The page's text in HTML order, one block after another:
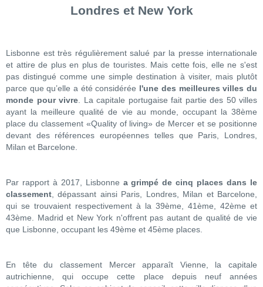
Londres et New York
Lisbonne est très régulièrement salué par la presse internationale
et attire de plus en plus de touristes. Mais cette fois, elle ne s'est
pas distingué comme une simple destination à visiter, mais plutôt
parce que qu’elle a été considérée l'une des meilleures villes du
monde pour vivre. La capitale portugaise fait partie des 50 villes
ayant la meilleure qualité de vie au monde, occupant la 38ème
place du classement «Quality of living» de Mercer et se positionne
devant des références européennes telles que Paris, Londres,
Milan et Barcelone.
Par rapport à 2017, Lisbonne a grimpé de cinq places dans le
classement, dépassant ainsi Paris, Londres, Milan et Barcelone,
qui se trouvaient respectivement à la 39ème, 41ème, 42ème et
43ème. Madrid et New York n'offrent pas autant de qualité de vie
que Lisbonne, occupant les 49ème et 45ème places.
En tête du classement Mercer apparaît Vienne, la capitale
autrichienne, qui occupe cette place depuis neuf années